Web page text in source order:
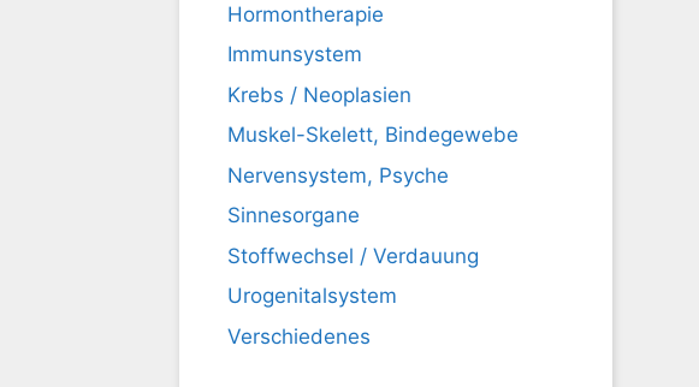
Hormontherapie
Immunsystem
Krebs / Neoplasien
Muskel-Skelett, Bindegewebe
Nervensystem, Psyche
Sinnesorgane
Stoffwechsel / Verdauung
Urogenitalsystem
Verschiedenes